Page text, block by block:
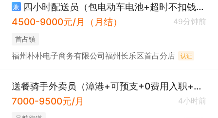
兼
四小时配送员（包电动车电池+超时不扣钱+不用健康证）
4500-9000元/月（月结）
49分钟前
​首占镇
福州朴朴电子商务有限公司福州长乐区首占分店 认证
送餐骑手外卖员（漳港+可预支+0费用入职+有新人奖）
7000-9500元/月
4小时前